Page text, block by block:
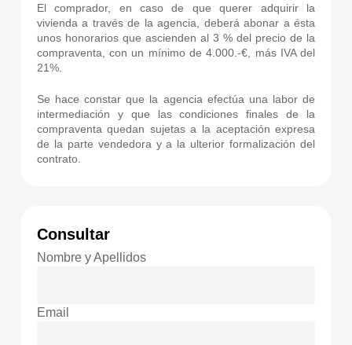
El comprador, en caso de que querer adquirir la
vivienda a través de la agencia, deberá abonar a ésta
unos honorarios que ascienden al 3 % del precio de la
compraventa, con un mínimo de 4.000.-€, más IVA del
21%.
Se hace constar que la agencia efectúa una labor de
intermediación y que las condiciones finales de la
compraventa quedan sujetas a la aceptación expresa
de la parte vendedora y a la ulterior formalización del
contrato.
Consultar
Nombre y Apellidos
Email